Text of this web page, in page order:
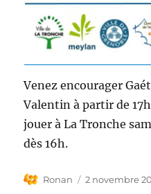
Venez encourager
Valentin à partir de
jouer à La Tronche
dès 16h.
Auteur
Ronan
Publié
2 novembre